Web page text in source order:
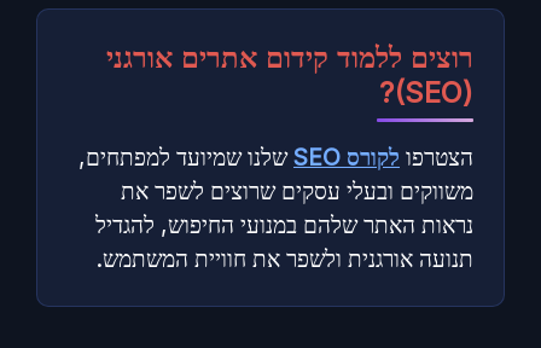
רוצים ללמוד קידום אתרים אורגני
(SEO)?
הצטרפו לקורס SEO שלנו שמיועד למפתחים,
משווקים ובעלי עסקים שרוצים לשפר את
נראות האתר שלהם במנועי החיפוש, להגדיל
תנועה אורגנית ולשפר את חוויית המשתמש.